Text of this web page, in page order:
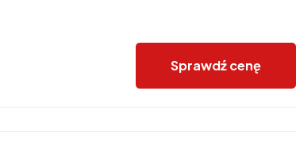
Sprawdź cenę